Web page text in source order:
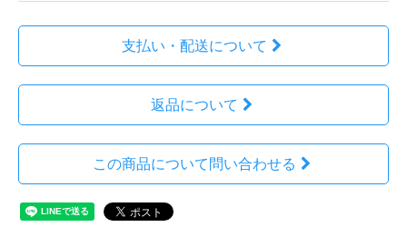
支払い・配送について
返品について
この商品について問い合わせる